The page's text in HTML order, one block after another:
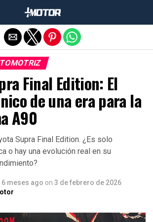
Final Edition: El
de una era para la
A90
Supra Final Edition. ¿Es solo
o hay una evolución real en su
6 meses ago on 3 de febrero de 2026
Salir de la versión móvil